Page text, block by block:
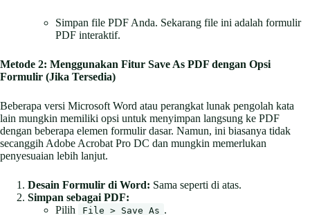
Simpan file PDF Anda. Sekarang file ini adalah formulir
PDF interaktif.
Metode 2: Menggunakan Fitur Save As PDF dengan Opsi
Formulir (Jika Tersedia)
Beberapa versi Microsoft Word atau perangkat lunak pengolah kata
lain mungkin memiliki opsi untuk menyimpan langsung ke PDF
dengan beberapa elemen formulir dasar. Namun, ini biasanya tidak
secanggih Adobe Acrobat Pro DC dan mungkin memerlukan
penyesuaian lebih lanjut.
Desain Formulir di Word: Sama seperti di atas.
Simpan sebagai PDF:
Pilih
File > Save As .